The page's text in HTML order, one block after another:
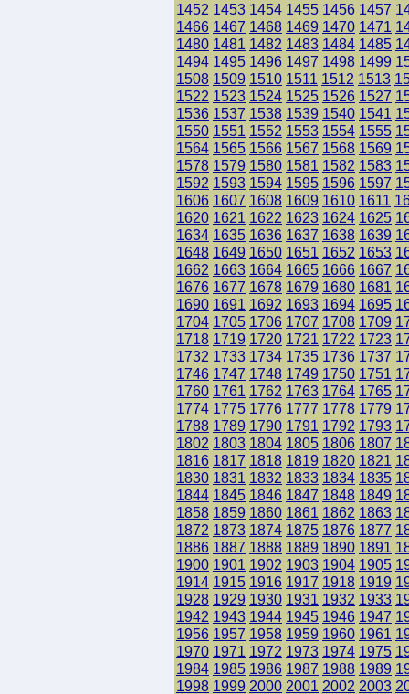
1452 1453 1454 1455 1456 1457
1466 1467 1468 1469 1470 1471
1480 1481 1482 1483 1484 1485
1494 1495 1496 1497 1498 1499
1508 1509 1510 1511 1512 1513
1522 1523 1524 1525 1526 1527
1536 1537 1538 1539 1540 1541
1550 1551 1552 1553 1554 1555
1564 1565 1566 1567 1568 1569
1578 1579 1580 1581 1582 1583
1592 1593 1594 1595 1596 1597
1606 1607 1608 1609 1610 1611
1620 1621 1622 1623 1624 1625
1634 1635 1636 1637 1638 1639
1648 1649 1650 1651 1652 1653
1662 1663 1664 1665 1666 1667
1676 1677 1678 1679 1680 1681
1690 1691 1692 1693 1694 1695
1704 1705 1706 1707 1708 1709
1718 1719 1720 1721 1722 1723
1732 1733 1734 1735 1736 1737
1746 1747 1748 1749 1750 1751
1760 1761 1762 1763 1764 1765
1774 1775 1776 1777 1778 1779
1788 1789 1790 1791 1792 1793
1802 1803 1804 1805 1806 1807
1816 1817 1818 1819 1820 1821
1830 1831 1832 1833 1834 1835
1844 1845 1846 1847 1848 1849
1858 1859 1860 1861 1862 1863
1872 1873 1874 1875 1876 1877
1886 1887 1888 1889 1890 1891
1900 1901 1902 1903 1904 1905
1914 1915 1916 1917 1918 1919
1928 1929 1930 1931 1932 1933
1942 1943 1944 1945 1946 1947
1956 1957 1958 1959 1960 1961
1970 1971 1972 1973 1974 1975
1984 1985 1986 1987 1988 1989
1998 1999 2000 2001 2002 2003